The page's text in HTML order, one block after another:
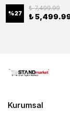
%27
₺ 7,499.99
₺
Kurumsal